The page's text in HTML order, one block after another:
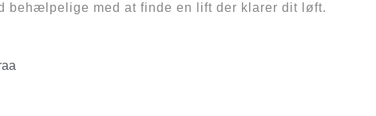
behælpelige med at finde en lift der klarer dit løft.